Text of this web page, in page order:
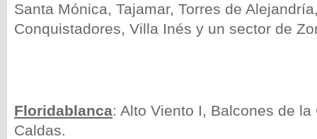
Santa Mónica, Tajamar, Torres de
Conquistadores, Villa Inés y un sector de
Floridablanca: Alto Viento I, Balcones de
Caldas.